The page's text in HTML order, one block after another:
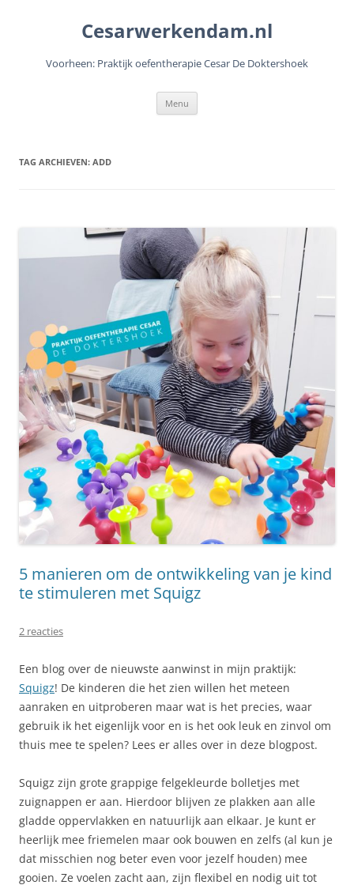
Cesarwerkendam.nl
Voorheen: Praktijk oefentherapie Cesar De Doktershoek
Menu
TAG ARCHIEVEN: ADD
5 manieren om de ontwikkeling van je kind
te stimuleren met Squigz
2 reacties
Een blog over de nieuwste aanwinst in mijn praktijk:
Squigz! De kinderen die het zien willen het meteen
aanraken en uitproberen maar wat is het precies, waar
gebruik ik het eigenlijk voor en is het ook leuk en zinvol om
thuis mee te spelen? Lees er alles over in deze blogpost.
Squigz zijn grote grappige felgekleurde bolletjes met
zuignappen er aan. Hierdoor blijven ze plakken aan alle
gladde oppervlakken en natuurlijk aan elkaar. Je kunt er
heerlijk mee friemelen maar ook bouwen en zelfs (al kun je
dat misschien nog beter even voor jezelf houden) mee
gooien. Ze voelen zacht aan, zijn flexibel en nodig uit tot